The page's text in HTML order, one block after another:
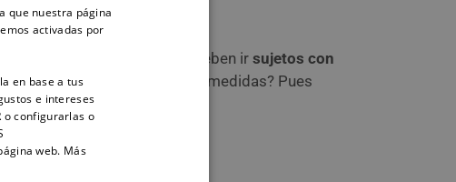
legal, eso sí, deben ir sujetos con
si no se cumplen estas medidas? Pues
que nuestra página
activadas por
en base a tus
e intereses
o configurarlas o
web. Más